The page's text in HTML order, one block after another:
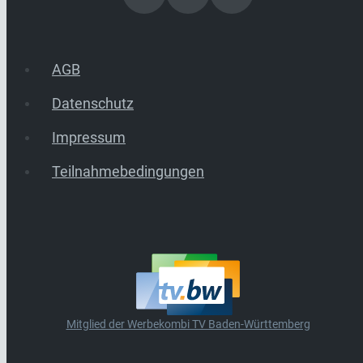
AGB
Datenschutz
Impressum
Teilnahmebedingungen
Mitglied der Werbekombi TV Baden-Württemberg